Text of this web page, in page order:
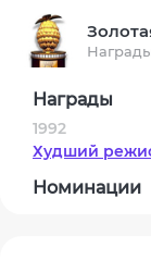
Награды
1992
Худший
Номинации